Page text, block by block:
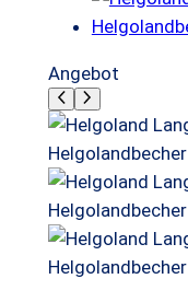
AngebotP
o
d
u
k
t
i